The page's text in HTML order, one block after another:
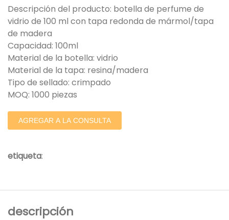
Descripción del producto: botella de perfume de
vidrio de 100 ml con tapa redonda de mármol/tapa
de madera
Capacidad: 100ml
Material de la botella: vidrio
Material de la tapa: resina/madera
Tipo de sellado: crimpado
MOQ: 1000 piezas
AGREGAR A LA CONSULTA
etiqueta:
descripción